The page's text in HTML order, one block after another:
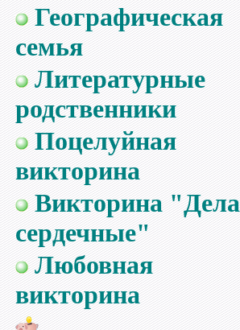
Географическая
семья
Литературные
родственники
Поцелуйная
викторина
Викторина "Дела
сердечные"
Любовная
викторина